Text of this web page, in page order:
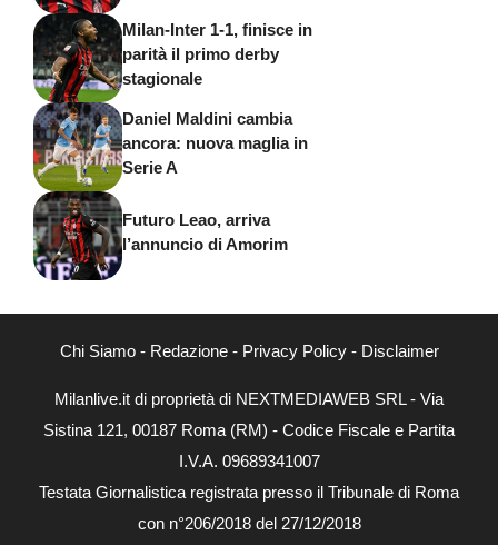
Milan-Inter 1-1, finisce in
parità il primo derby
stagionale
Daniel Maldini cambia
ancora: nuova maglia in
Serie A
Futuro Leao, arriva
l’annuncio di Amorim
Chi Siamo- Redazione- Privacy Policy- Disclaimer
Milanlive.it di proprietà di NEXTMEDIAWEB SRL - Via
Sistina 121, 00187 Roma (RM) - Codice Fiscale e Partita
I.V.A. 09689341007
Testata Giornalistica registrata presso il Tribunale di Roma
con n°206/2018 del 27/12/2018